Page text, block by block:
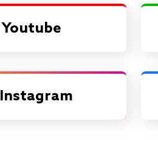
Youtube
Instagram